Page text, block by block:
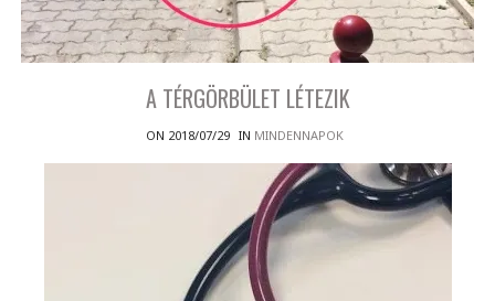
A TÉRGÖRBÜLET LÉTEZIK
ON 2018/07/29 IN MINDENNAPOK